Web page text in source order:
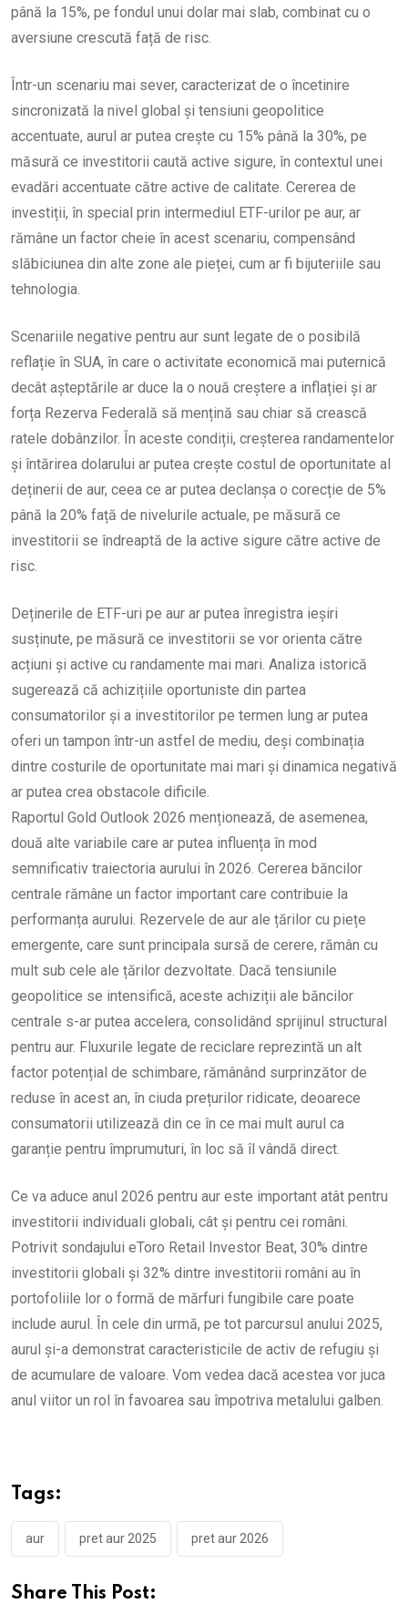
până la 15%, pe fondul unui dolar mai slab, combinat cu o
aversiune crescută față de risc.
Într-un scenariu mai sever, caracterizat de o încetinire
sincronizată la nivel global și tensiuni geopolitice
accentuate, aurul ar putea crește cu 15% până la 30%, pe
măsură ce investitorii caută active sigure, în contextul unei
evadări accentuate către active de calitate. Cererea de
investiții, în special prin intermediul ETF-urilor pe aur, ar
rămâne un factor cheie în acest scenariu, compensând
slăbiciunea din alte zone ale pieței, cum ar fi bijuteriile sau
tehnologia.
Scenariile negative pentru aur sunt legate de o posibilă
reflație în SUA, în care o activitate economică mai puternică
decât așteptările ar duce la o nouă creștere a inflației și ar
forța Rezerva Federală să mențină sau chiar să crească
ratele dobânzilor. În aceste condiții, creșterea randamentelor
și întărirea dolarului ar putea crește costul de oportunitate al
deținerii de aur, ceea ce ar putea declanșa o corecție de 5%
până la 20% față de nivelurile actuale, pe măsură ce
investitorii se îndreaptă de la active sigure către active de
risc.
Deținerile de ETF-uri pe aur ar putea înregistra ieșiri
susținute, pe măsură ce investitorii se vor orienta către
acțiuni și active cu randamente mai mari. Analiza istorică
sugerează că achizițiile oportuniste din partea
consumatorilor și a investitorilor pe termen lung ar putea
oferi un tampon într-un astfel de mediu, deși combinația
dintre costurile de oportunitate mai mari și dinamica negativă
ar putea crea obstacole dificile.
Raportul Gold Outlook 2026 menționează, de asemenea,
două alte variabile care ar putea influența în mod
semnificativ traiectoria aurului în 2026. Cererea băncilor
centrale rămâne un factor important care contribuie la
performanța aurului. Rezervele de aur ale țărilor cu piețe
emergente, care sunt principala sursă de cerere, rămân cu
mult sub cele ale țărilor dezvoltate. Dacă tensiunile
geopolitice se intensifică, aceste achiziții ale băncilor
centrale s-ar putea accelera, consolidând sprijinul structural
pentru aur. Fluxurile legate de reciclare reprezintă un alt
factor potențial de schimbare, rămânând surprinzător de
reduse în acest an, în ciuda prețurilor ridicate, deoarece
consumatorii utilizează din ce în ce mai mult aurul ca
garanție pentru împrumuturi, în loc să îl vândă direct.
Ce va aduce anul 2026 pentru aur este important atât pentru
investitorii individuali globali, cât și pentru cei români.
Potrivit sondajului eToro Retail Investor Beat, 30% dintre
investitorii globali și 32% dintre investitorii români au în
portofoliile lor o formă de mărfuri fungibile care poate
include aurul. În cele din urmă, pe tot parcursul anului 2025,
aurul și-a demonstrat caracteristicile de activ de refugiu și
de acumulare de valoare. Vom vedea dacă acestea vor juca
anul viitor un rol în favoarea sau împotriva metalului galben.
Tags:
aur pret aur 2025 pret aur 2026
Share This Post: